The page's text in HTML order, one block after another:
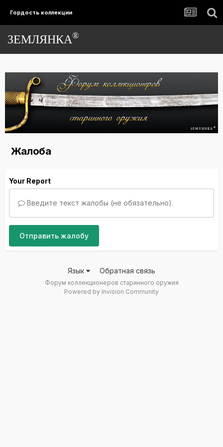
Гордость коллекции
ЗЕМЛЯНКА®
Жалоба
Your Report
Введите текст жалобы (не обязательно).
Отправить жалобу
Язык Обратная связь
Форум коллекционеров старинного оружия
Powered by Invision Community